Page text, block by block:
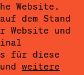
Website.
dem Stand
Website und
für diese
und weitere